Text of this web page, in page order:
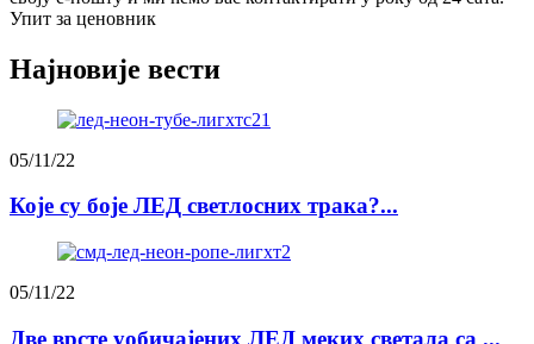
Упит за ценовник
Најновије вести
05/11/22
Које су боје ЛЕД светлосних трака?...
05/11/22
Две врсте уобичајених ЛЕД меких светала са ...